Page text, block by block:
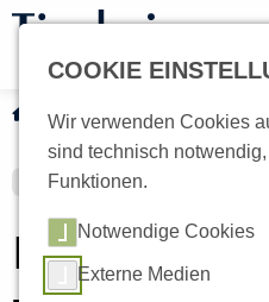
Tiervermittlung Katzen
Bob
COOKIE
Wir verwenden Cookies
sind technisch
Funktionen.
Notwendige Cookies
Externe Medien